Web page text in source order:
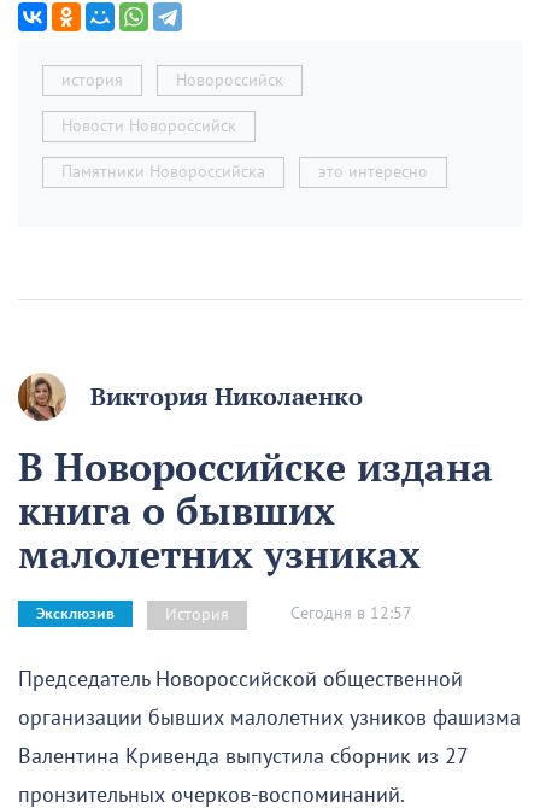
история Новороссийск
Новости Новороссийск
Памятники Новороссийска это интересно
Виктория Николаенко
В Новороссийске издана
книга о бывших
малолетних узниках
Эксклюзив История Сегодня в 12:57
Председатель Новороссийской общественной
организации бывших малолетних узников фашизма
Валентина Кривенда выпустила сборник из 27
пронзительных очерков-воспоминаний.